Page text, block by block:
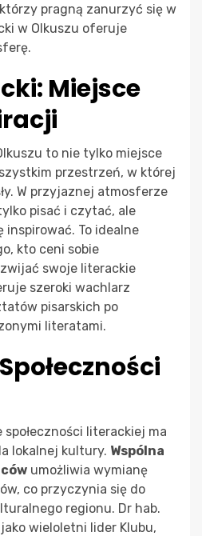
pragną zanurzyć się w
w Olkuszu oferuje
Miejsce
to nie tylko miejsce
przestrzeń, w której
W przyjaznej atmosferze
pisać i czytać, ale
inspirować. To idealne
kto ceni sobie
swoje literackie
szeroki wachlarz
pisarskich po
literatami.
literackiej ma
lokalnej kultury. Wspólna
umożliwia wymianę
co przyczynia się do
regionu. Dr hab.
wieloletni lider Klubu,